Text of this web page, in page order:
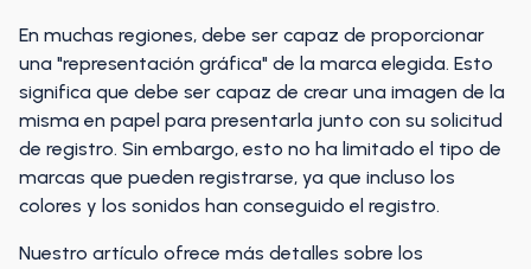
En muchas regiones, debe ser capaz de proporcionar
una "representación gráfica" de la marca elegida. Esto
significa que debe ser capaz de crear una imagen de la
misma en papel para presentarla junto con su solicitud
de registro. Sin embargo, esto no ha limitado el tipo de
marcas que pueden registrarse, ya que incluso los
colores y los sonidos han conseguido el registro.
Nuestro artículo ofrece más detalles sobre los